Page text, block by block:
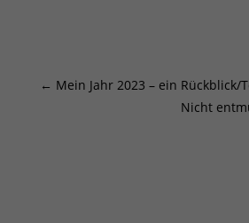
← Mein Jahr 2023 – ein Rückblick/
Nicht